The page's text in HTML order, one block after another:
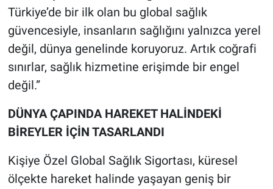
Türkiye’de bir ilk olan bu global sağlık
güvencesiyle, insanların sağlığını yalnızca yerel
değil, dünya genelinde koruyoruz. Artık coğrafi
sınırlar, sağlık hizmetine erişimde bir engel
değil.”
DÜNYA ÇAPINDA HAREKET HALİNDEKİ
BİREYLER İÇİN TASARLANDI
Kişiye Özel Global Sağlık Sigortası, küresel
ölçekte hareket halinde yaşayan geniş bir